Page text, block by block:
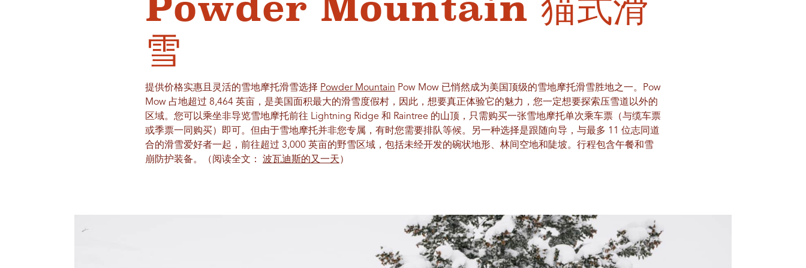
雪
提供价格实惠且灵活的雪地摩托滑雪选择 Powder Mountain Pow Mow 已悄然成为美国顶级的雪地摩托滑雪胜地之一。Pow
Mow 占地超过 8,464 英亩，是美国面积最大的滑雪度假村，因此，想要真正体验它的魅力，您一定想要探索压雪道以外的
区域。您可以乘坐非导览雪地摩托前往 Lightning Ridge 和 Raintree 的山顶，只需购买一张雪地摩托单次乘车票（与缆车票
或季票一同购买）即可。但由于雪地摩托并非您专属，有时您需要排队等候。另一种选择是跟随向导，与最多 11 位志同道
合的滑雪爱好者一起，前往超过 3,000 英亩的野雪区域，包括未经开发的碗状地形、林间空地和陡坡。行程包含午餐和雪
崩防护装备。（阅读全文： 波瓦迪斯的又一天 ）